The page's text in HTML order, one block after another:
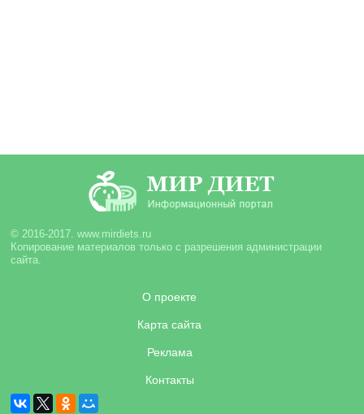
© 2016-2017. www.mirdiets.ru
Копирование материалов только с разрешения администрации
сайта.
О проекте
Карта сайта
Реклама
Контакты